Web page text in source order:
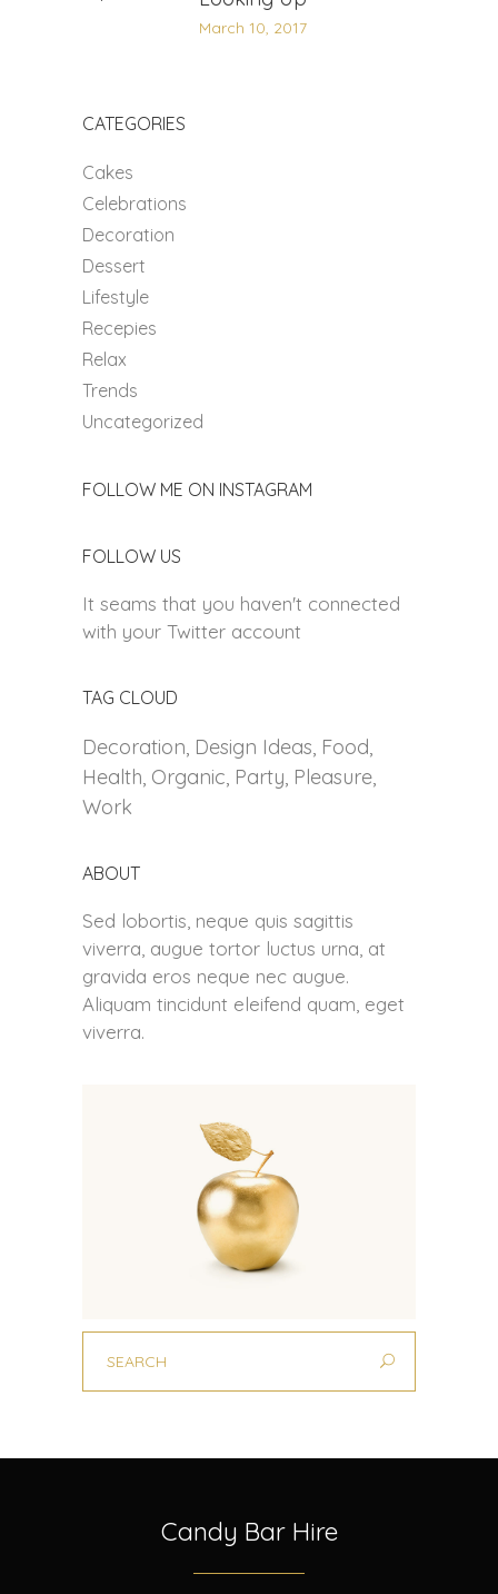
March 10, 2017
CATEGORIES
Cakes
Celebrations
Decoration
Dessert
Lifestyle
Recepies
Relax
Trends
Uncategorized
FOLLOW ME ON INSTAGRAM
FOLLOW US
It seams that you haven't connected
with your Twitter account
TAG CLOUD
Decoration Design Ideas Food
Health Organic Party Pleasure
Work
ABOUT
Sed lobortis, neque quis sagittis
viverra, augue tortor luctus urna, at
gravida eros neque nec augue.
Aliquam tincidunt eleifend quam, eget
viverra.
Candy Bar Hire